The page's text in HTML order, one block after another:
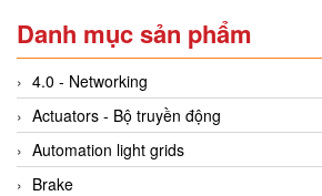
Danh mục sản phẩm
4.0 - Networking
Actuators - Bộ truyền động
Automation light grids
Brake